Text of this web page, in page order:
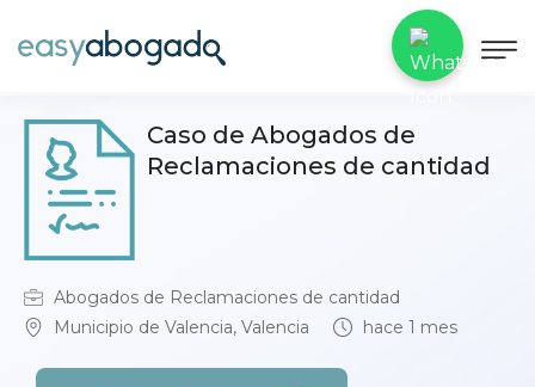
Caso de Abogados de
Reclamaciones de cantidad
Abogados de Reclamaciones de cantidad
Municipio de Valencia, Valencia
hace 1 mes